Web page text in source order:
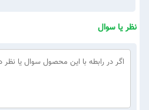
نظر یا سوال